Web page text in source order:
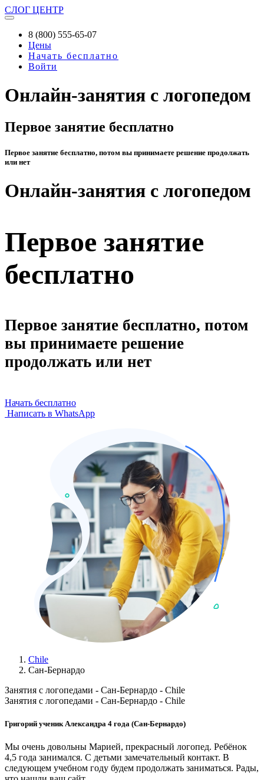
СЛОГ ЦЕНТР
8 (800) 555-65-07
Цены
Начать бесплатно
Войти
Онлайн-занятия с логопедом
Первое занятие бесплатно
Первое занятие бесплатно, потом вы принимаете решение продолжать
или нет
Онлайн-занятия с логопедом
Первое занятие
бесплатно
Первое занятие бесплатно, потом
вы принимаете решение
продолжать или нет
Начать бесплатно
Написать в WhatsApp
Chile
Сан-Бернардо
Занятия с логопедами - Сан-Бернардо - Chile
Занятия с логопедами - Сан-Бернардо - Chile
Григорий ученик Александра 4 года (Сан-Бернардо)
Мы очень довольны Марией, прекрасный логопед. Ребёнок
4,5 года занимался. С детьми замечательный контакт. В
следующем учебном году будем продолжать заниматься. Рады,